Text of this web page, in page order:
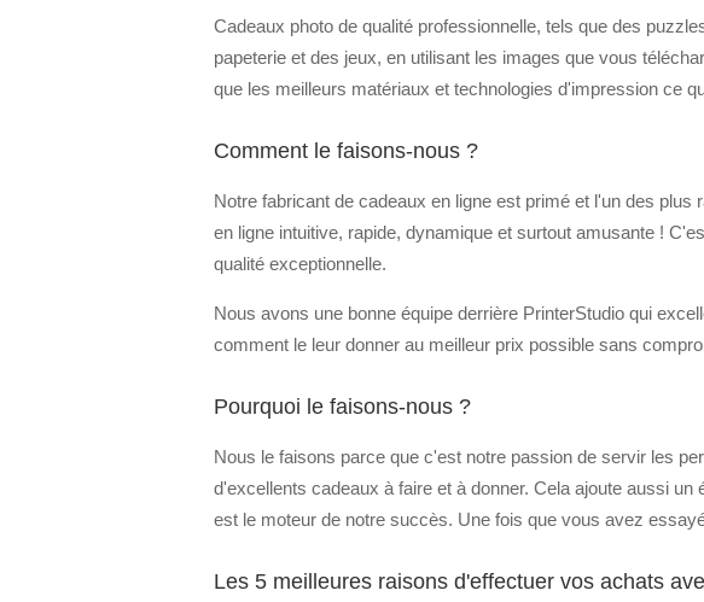
Cadeaux photo de qualité professionnelle, tels que des
papeterie et des jeux, en utilisant les images que vous
que les meilleurs matériaux et technologies d'impression ce
Comment le faisons-nous ?
Notre fabricant de cadeaux en ligne est primé et l'un des
en ligne intuitive, rapide, dynamique et surtout amusante !
qualité exceptionnelle.
Nous avons une bonne équipe derrière PrinterStudio qui
comment le leur donner au meilleur prix possible sans
Pourquoi le faisons-nous ?
Nous le faisons parce que c'est notre passion de servir les
d'excellents cadeaux à faire et à donner. Cela ajoute aussi
est le moteur de notre succès. Une fois que vous avez
Les 5 meilleures raisons d'effectuer vos achats